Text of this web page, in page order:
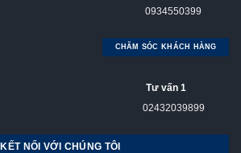
0934550399
CHĂM SÓC KHÁCH HÀNG
Tư vấn 1
02432039899
KẾT NỐI VỚI CHÚNG TÔI